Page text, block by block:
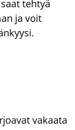
tehtyä
ja voit
vakaata